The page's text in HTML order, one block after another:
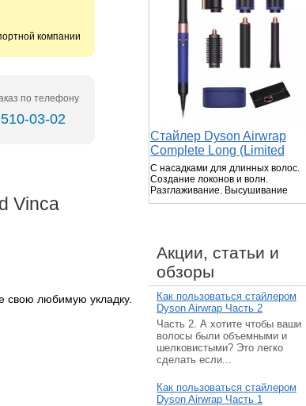
компании
по телефону
03-02
Vinca
свою любимую укладку.
Стайлер Dyson Airwrap
Complete Long (Limited
Vinca Blue/Rose 2022)
С насадками для длинных волос.
Создание локонов и волн.
Разглаживание. Высушивание
волос. Без экстремальных темп...
Акции, статьи и
обзоры
Как пользоваться стайлером
Dyson Airwrap Часть 2
Часть 2. А хотите чтобы ваши
волосы были объемными и
шелковистыми? Это легко
сделать если...
Как пользоваться стайлером
Dyson Airwrap Часть 1